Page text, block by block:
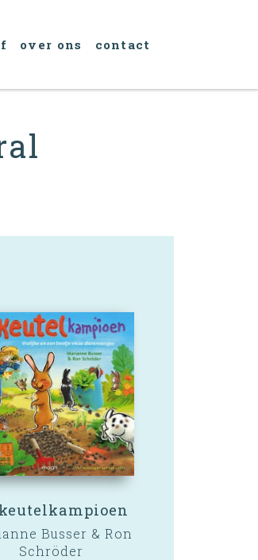
over ons contact
Busser & Ron
Schröder